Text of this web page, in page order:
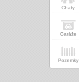
Chaty
Garáže
Pozemky